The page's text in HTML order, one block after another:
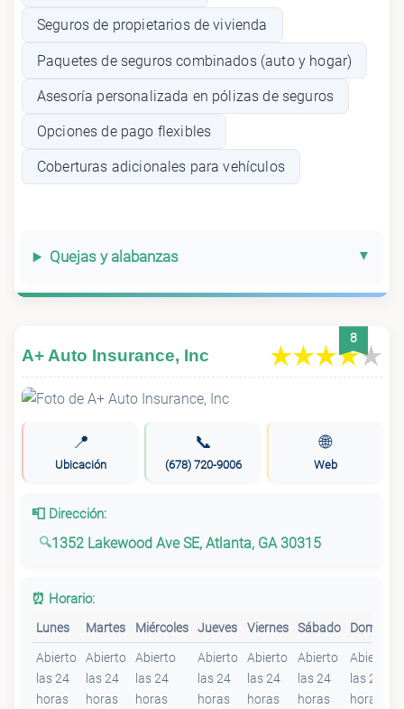
Seguros de propietarios de vivienda
Paquetes de seguros combinados (auto y hogar)
Asesoría personalizada en pólizas de seguros
Opciones de pago flexibles
Coberturas adicionales para vehículos
Quejas y alabanzas
8
A+ Auto Insurance, Inc
📍
Ubicación
📞
(678) 720-9006
🌐
Web
📮 Dirección:
1352 Lakewood Ave SE, Atlanta, GA 30315
⏰ Horario:
Lunes Martes Miércoles Jueves Viernes Sábado Domingo
Abierto
las 24
horas
Abierto
las 24
horas
Abierto
las 24
horas
Abierto
las 24
horas
Abierto
las 24
horas
Abierto
las 24
horas
Abierto
las 24
horas